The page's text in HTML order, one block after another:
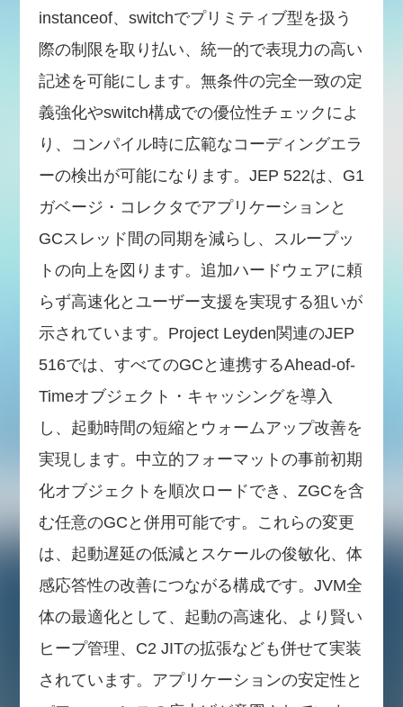
instanceof、switchでプリミティブ型を扱う
際の制限を取り払い、統一的で表現力の高い
記述を可能にします。無条件の完全一致の定
義強化やswitch構成での優位性チェックによ
り、コンパイル時に広範なコーディングエラ
ーの検出が可能になります。JEP 522は、G1
ガベージ・コレクタでアプリケーションと
GCスレッド間の同期を減らし、スループッ
トの向上を図ります。追加ハードウェアに頼
らず高速化とユーザー支援を実現する狙いが
示されています。Project Leyden関連のJEP
516では、すべてのGCと連携するAhead-of-
Timeオブジェクト・キャッシングを導入
し、起動時間の短縮とウォームアップ改善を
実現します。中立的フォーマットの事前初期
化オブジェクトを順次ロードでき、ZGCを含
む任意のGCと併用可能です。これらの変更
は、起動遅延の低減とスケールの俊敏化、体
感応答性の改善につながる構成です。JVM全
体の最適化として、起動の高速化、より賢い
ヒープ管理、C2 JITの拡張なども併せて実装
されています。アプリケーションの安定性と